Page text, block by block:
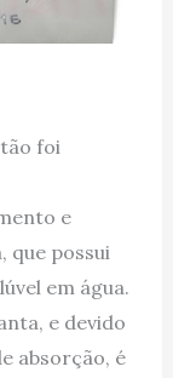
foi
e
que possui
em água.
e devido
absorção, é